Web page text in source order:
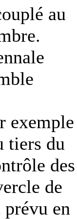
au
tiers du
des
de
en